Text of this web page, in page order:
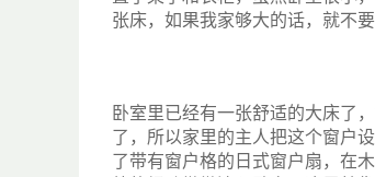
张床，如果我家够大的话，就不
卧室里已经有一张舒适的大床了
了，所以家里的主人把这个窗户
了带有窗户格的日式窗户扇，在